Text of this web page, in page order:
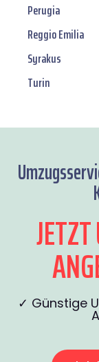
Perugia
Reggio Emilia
Syrakus
Turin
✓ Günstige